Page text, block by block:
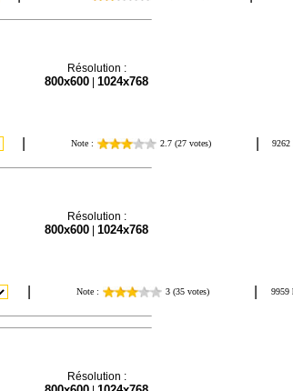
Résolution :
800x600 1024x768
Résolution :
800x600 1024x768
Résolution :